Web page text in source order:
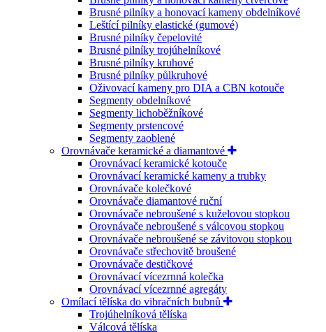
Brusné pilníky a honovací kameny obdelníkové
Leštící pilníky elastické (gumové)
Brusné pilníky čepelovité
Brusné pilníky trojúhelníkové
Brusné pilníky kruhové
Brusné pilníky půlkruhové
Oživovací kameny pro DIA a CBN kotouče
Segmenty obdelníkové
Segmenty lichoběžníkové
Segmenty prstencové
Segmenty zaoblené
Orovnávače keramické a diamantové
Orovnávací keramické kotouče
Orovnávací keramické kameny a trubky
Orovnávače kolečkové
Orovnávače diamantové ruční
Orovnávače nebroušené s kuželovou stopkou
Orovnávače nebroušené s válcovou stopkou
Orovnávače nebroušené se závitovou stopkou
Orovnávače střechovitě broušené
Orovnávače destičkové
Orovnávací vícezrnná kolečka
Orovnávací vícezrnné agregáty
Omílací tělíska do vibračních bubnů
Trojúhelníková tělíska
Válcová tělíska